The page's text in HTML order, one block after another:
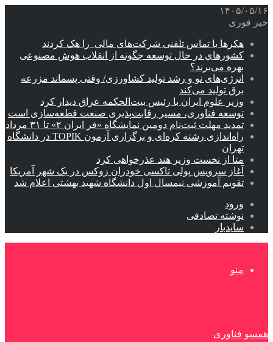
۱۴۰۵/۰۵/۱۶
خبر فوری
هکرها با تماس تلفنی شرکت‌های مالی را هک کردند
کشورهای در حال توسعه چگونه از انقلاب هوش مصنوعی
بهره می‌برند؟
انرژی‌های نو و رشد تولید کشاورزی/ وقتی پسماند مزرعه‌
برق تولید می‌کند
وزیر علوم ایران با رئیس بیت‌الحکمه عراق دیدار کرد
توسعه فناوری، مسیر رقابت‌پذیری صنعت قطعه‌سازی است
تمدید مهلت ثبت‌نام دومین نمایشگاه «فر ایران ۲» تا ۳۱ مرداد
راه‌اندازی رشته کره‌ای و برگزاری آزمون TOPIK در دانشگاه
تهران
متا از نخست وزیر هند عذرخواهی کرد
آغاز سرویس پولی تاکسی خودران زوکس در یک شهر آمریکا
تقویم آموزشی نیمسال اول دانشگاه شهید بهشتی اعلام شد
ورود
نوشته تصادفی
سایدبار
منو
همسو فناوری